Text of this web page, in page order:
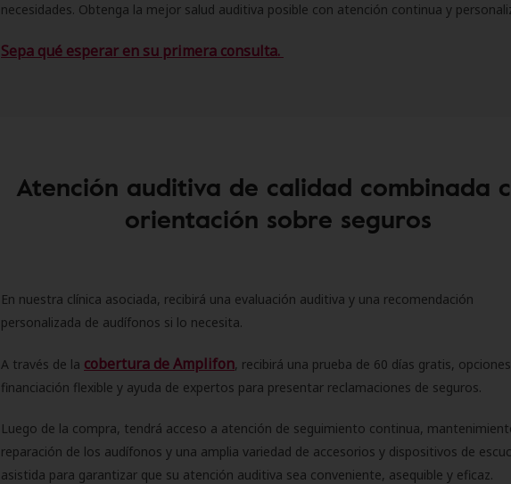
necesidades. Obtenga la mejor salud auditiva posible con atención continua y
Sepa qué esperar en su primera consulta.
Atención auditiva de calidad combinada
orientación sobre seguros
En nuestra clínica asociada, recibirá una evaluación auditiva y una recomendación
personalizada de audífonos si lo necesita.
A través de la cobertura de Amplifon, recibirá una prueba de 60 días gratis,
financiación flexible y ayuda de expertos para presentar reclamaciones de seguros.
Luego de la compra, tendrá acceso a atención de seguimiento continua,
reparación de los audífonos y una amplia variedad de accesorios y dispositivos de
asistida para garantizar que su atención auditiva sea conveniente, asequible y eficaz.